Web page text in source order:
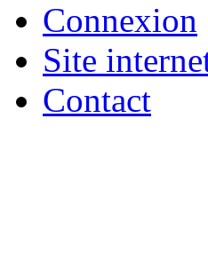
Connexion
Site
Contact